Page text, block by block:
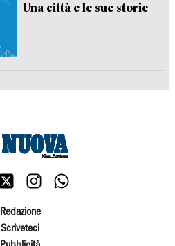
Una città e le sue storie
Redazione
Scriveteci